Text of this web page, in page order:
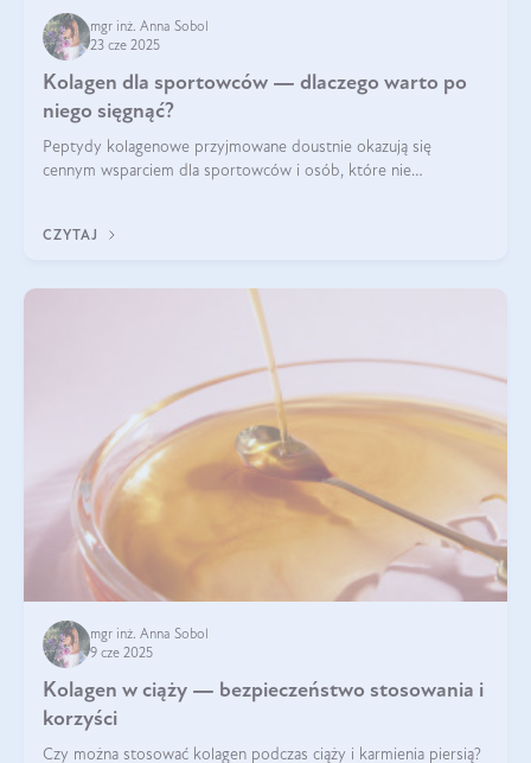
mgr inż. Anna Sobol
23 cze 2025
Kolagen dla sportowców — dlaczego warto po
niego sięgnąć?
Peptydy kolagenowe przyjmowane doustnie okazują się
cennym wsparciem dla sportowców i osób, które nie
CZYTAJ
mgr inż. Anna Sobol
9 cze 2025
Kolagen w ciąży — bezpieczeństwo stosowania i
korzyści
Czy można stosować kolagen podczas ciąży i karmienia piersią?